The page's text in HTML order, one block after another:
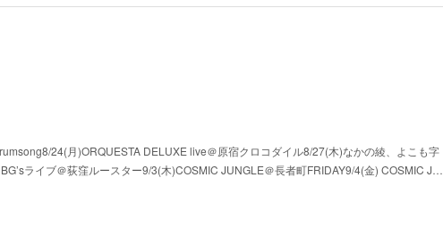
24(月)ORQUESTA DELUXE live＠原宿クロコダイル8/27(木)なかの綾、よこも字
ライブ＠荻窪ルースター9/3(木)COSMIC JUNGLE＠長者町FRIDAY9/4(金) COSMIC J…